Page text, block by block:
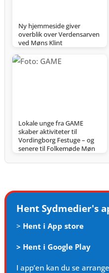
Ny hjemmeside giver
overblik over Verdensarven
ved Møns Klint
Lokale unge fra GAME
skaber aktiviteter til
Vordingborg Festuge – og
senere til Folkemøde Møn
Hent Sydmedier's
> Hent i App store
> Hent i Google Play
I app’en kan du se